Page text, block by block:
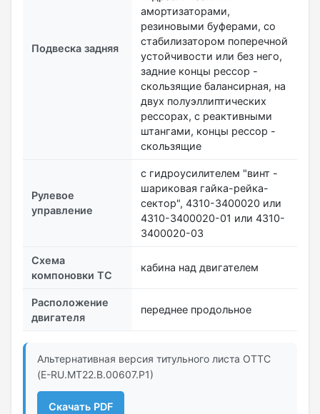
Подвеска задняя
амортизаторами,
резиновыми буферами, со
стабилизатором поперечной
устойчивости или без него,
задние концы рессор -
скользящие балансирная, на
двух полуэллиптических
рессорах, с реактивными
штангами, концы рессор -
скользящие
Рулевое
управление
с гидроусилителем "винт -
шариковая гайка-рейка-
сектор", 4310-3400020 или
4310-3400020-01 или 4310-
3400020-03
Схема
компоновки ТС
кабина над двигателем
Расположение
двигателя
переднее продольное
Альтернативная версия титульного листа ОТТС
(E-RU.MT22.В.00607.Р1)
Скачать PDF